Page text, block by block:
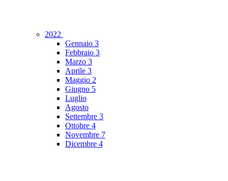
2022
Gennaio 3
Febbraio 3
Marzo 3
Aprile 3
Maggio 2
Giugno 5
Luglio
Agosto
Settembre 3
Ottobre 4
Novembre 7
Dicembre 4